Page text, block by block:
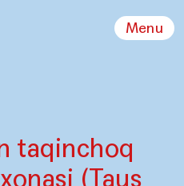
Menu
taqinchoq
(Taus